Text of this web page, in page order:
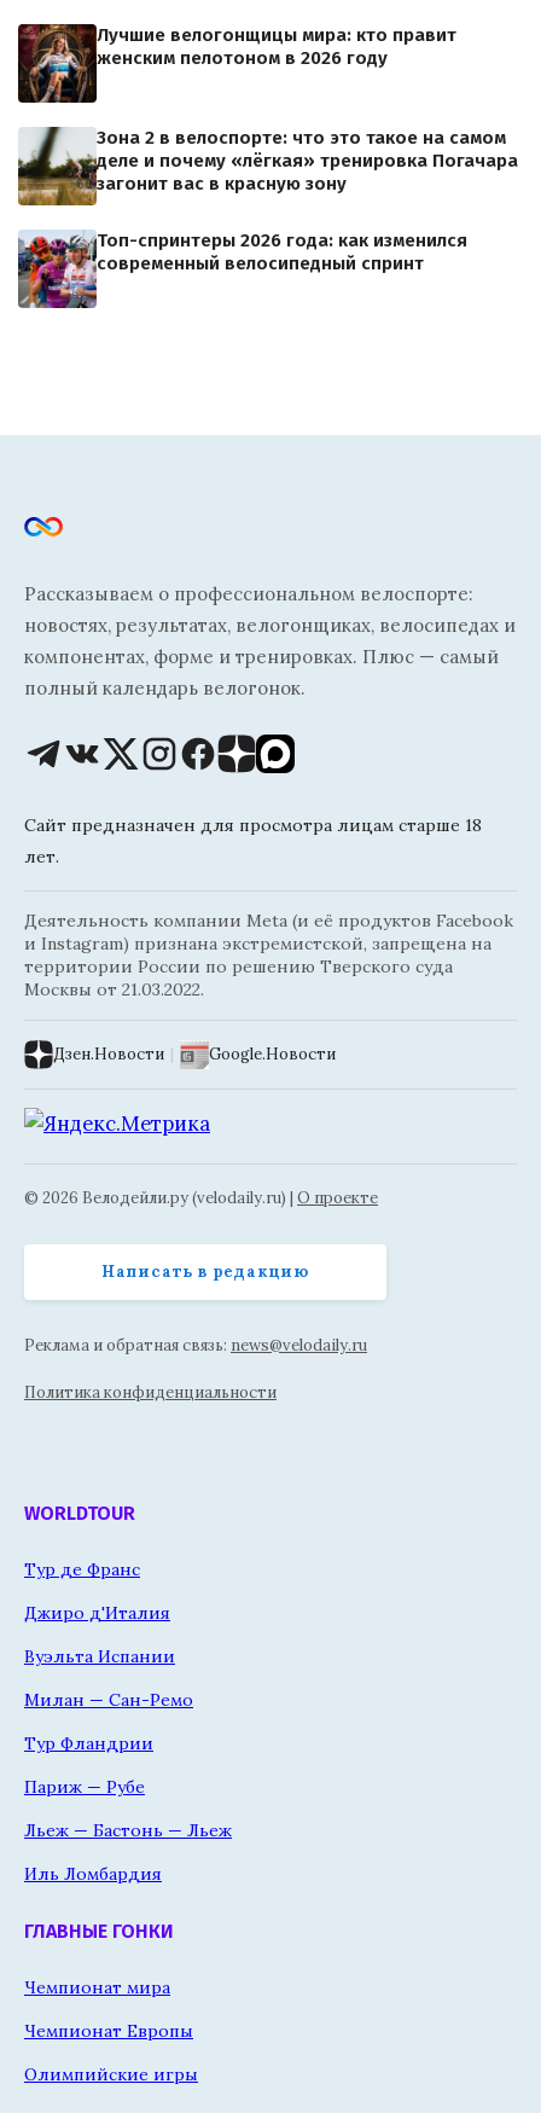
Лучшие велогонщицы мира: кто правит
женским пелотоном в 2026 году
Зона 2 в велоспорте: что это такое на самом
деле и почему «лёгкая» тренировка Погачара
загонит вас в красную зону
Топ-спринтеры 2026 года: как изменился
современный велосипедный спринт
Рассказываем о профессиональном велоспорте:
новостях, результатах, велогонщиках, велосипедах и
компонентах, форме и тренировках. Плюс — самый
полный календарь велогонок.
Сайт предназначен для просмотра лицам старше 18
лет.
Деятельность компании Meta (и её продуктов Facebook
и Instagram) признана экстремистской, запрещена на
территории России по решению Тверского суда
Москвы от 21.03.2022.
Дзен.Новости | Google.Новости
© 2026 Велодейли.ру (velodaily.ru) | О проекте
Написать в редакцию
Реклама и обратная связь: news@velodaily.ru
Политика конфиденциальности
WORLDTOUR
Тур де Франс
Джиро д'Италия
Вуэльта Испании
Милан — Сан-Ремо
Тур Фландрии
Париж — Рубе
Льеж — Бастонь — Льеж
Иль Ломбардия
ГЛАВНЫЕ ГОНКИ
Чемпионат мира
Чемпионат Европы
Олимпийские игры